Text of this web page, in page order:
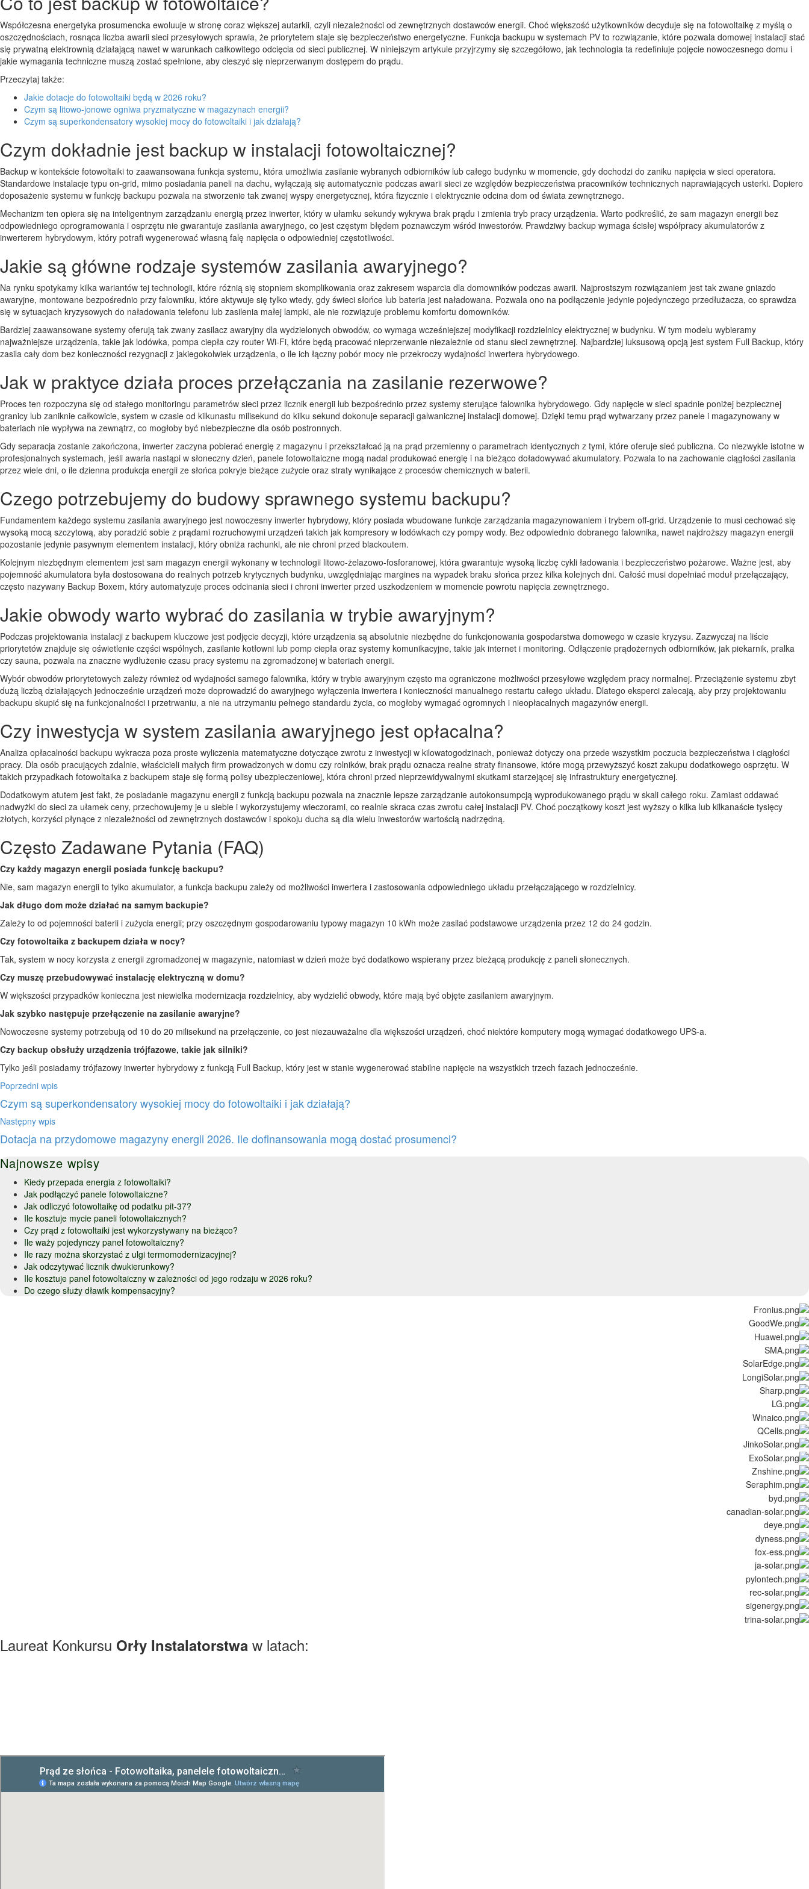
Współczesna energetyka prosumencka ewoluuje w stronę coraz większej autarkii, czyli niezależności od zewnętrznych dostawców energii. Choć większość użytkowników decyduje się na fotowoltaikę z myślą o
oszczędnościach, rosnąca liczba awarii sieci przesyłowych sprawia, że priorytetem staje się bezpieczeństwo energetyczne. Funkcja backupu w systemach PV to rozwiązanie, które pozwala domowej instalacji stać
się prywatną elektrownią działającą nawet w warunkach całkowitego odcięcia od sieci publicznej. W niniejszym artykule przyjrzymy się szczegółowo, jak technologia ta redefiniuje pojęcie nowoczesnego domu i
jakie wymagania techniczne muszą zostać spełnione, aby cieszyć się nieprzerwanym dostępem do prądu.
Przeczytaj także:
Jakie dotacje do fotowoltaiki będą w 2026 roku?
Czym są litowo-jonowe ogniwa pryzmatyczne w magazynach energii?
Czym są superkondensatory wysokiej mocy do fotowoltaiki i jak działają?
Czym dokładnie jest backup w instalacji fotowoltaicznej?
Backup w kontekście fotowoltaiki to zaawansowana funkcja systemu, która umożliwia zasilanie wybranych odbiorników lub całego budynku w momencie, gdy dochodzi do zaniku napięcia w sieci operatora.
Standardowe instalacje typu on-grid, mimo posiadania paneli na dachu, wyłączają się automatycznie podczas awarii sieci ze względów bezpieczeństwa pracowników technicznych naprawiających usterki. Dopiero
doposażenie systemu w funkcję backupu pozwala na stworzenie tak zwanej wyspy energetycznej, która fizycznie i elektrycznie odcina dom od świata zewnętrznego.
Mechanizm ten opiera się na inteligentnym zarządzaniu energią przez inwerter, który w ułamku sekundy wykrywa brak prądu i zmienia tryb pracy urządzenia. Warto podkreślić, że sam magazyn energii bez
odpowiedniego oprogramowania i osprzętu nie gwarantuje zasilania awaryjnego, co jest częstym błędem poznawczym wśród inwestorów. Prawdziwy backup wymaga ścisłej współpracy akumulatorów z
inwerterem hybrydowym, który potrafi wygenerować własną falę napięcia o odpowiedniej częstotliwości.
Jakie są główne rodzaje systemów zasilania awaryjnego?
Na rynku spotykamy kilka wariantów tej technologii, które różnią się stopniem skomplikowania oraz zakresem wsparcia dla domowników podczas awarii. Najprostszym rozwiązaniem jest tak zwane gniazdo
awaryjne, montowane bezpośrednio przy falowniku, które aktywuje się tylko wtedy, gdy świeci słońce lub bateria jest naładowana. Pozwala ono na podłączenie jedynie pojedynczego przedłużacza, co sprawdza
się w sytuacjach kryzysowych do naładowania telefonu lub zasilenia małej lampki, ale nie rozwiązuje problemu komfortu domowników.
Bardziej zaawansowane systemy oferują tak zwany zasilacz awaryjny dla wydzielonych obwodów, co wymaga wcześniejszej modyfikacji rozdzielnicy elektrycznej w budynku. W tym modelu wybieramy
najważniejsze urządzenia, takie jak lodówka, pompa ciepła czy router Wi-Fi, które będą pracować nieprzerwanie niezależnie od stanu sieci zewnętrznej. Najbardziej luksusową opcją jest system Full Backup, który
zasila cały dom bez konieczności rezygnacji z jakiegokolwiek urządzenia, o ile ich łączny pobór mocy nie przekroczy wydajności inwertera hybrydowego.
Jak w praktyce działa proces przełączania na zasilanie rezerwowe?
Proces ten rozpoczyna się od stałego monitoringu parametrów sieci przez licznik energii lub bezpośrednio przez systemy sterujące falownika hybrydowego. Gdy napięcie w sieci spadnie poniżej bezpiecznej
granicy lub zaniknie całkowicie, system w czasie od kilkunastu milisekund do kilku sekund dokonuje separacji galwanicznej instalacji domowej. Dzięki temu prąd wytwarzany przez panele i magazynowany w
bateriach nie wypływa na zewnątrz, co mogłoby być niebezpieczne dla osób postronnych.
Gdy separacja zostanie zakończona, inwerter zaczyna pobierać energię z magazynu i przekształcać ją na prąd przemienny o parametrach identycznych z tymi, które oferuje sieć publiczna. Co niezwykle istotne w
profesjonalnych systemach, jeśli awaria nastąpi w słoneczny dzień, panele fotowoltaiczne mogą nadal produkować energię i na bieżąco doładowywać akumulatory. Pozwala to na zachowanie ciągłości zasilania
przez wiele dni, o ile dzienna produkcja energii ze słońca pokryje bieżące zużycie oraz straty wynikające z procesów chemicznych w baterii.
Czego potrzebujemy do budowy sprawnego systemu backupu?
Fundamentem każdego systemu zasilania awaryjnego jest nowoczesny inwerter hybrydowy, który posiada wbudowane funkcje zarządzania magazynowaniem i trybem off-grid. Urządzenie to musi cechować się
wysoką mocą szczytową, aby poradzić sobie z prądami rozruchowymi urządzeń takich jak kompresory w lodówkach czy pompy wody. Bez odpowiednio dobranego falownika, nawet najdroższy magazyn energii
pozostanie jedynie pasywnym elementem instalacji, który obniża rachunki, ale nie chroni przed blackoutem.
Kolejnym niezbędnym elementem jest sam magazyn energii wykonany w technologii litowo-żelazowo-fosforanowej, która gwarantuje wysoką liczbę cykli ładowania i bezpieczeństwo pożarowe. Ważne jest, aby
pojemność akumulatora była dostosowana do realnych potrzeb krytycznych budynku, uwzględniając margines na wypadek braku słońca przez kilka kolejnych dni. Całość musi dopełniać moduł przełączający,
często nazywany Backup Boxem, który automatyzuje proces odcinania sieci i chroni inwerter przed uszkodzeniem w momencie powrotu napięcia zewnętrznego.
Jakie obwody warto wybrać do zasilania w trybie awaryjnym?
Podczas projektowania instalacji z backupem kluczowe jest podjęcie decyzji, które urządzenia są absolutnie niezbędne do funkcjonowania gospodarstwa domowego w czasie kryzysu. Zazwyczaj na liście
priorytetów znajduje się oświetlenie części wspólnych, zasilanie kotłowni lub pomp ciepła oraz systemy komunikacyjne, takie jak internet i monitoring. Odłączenie prądożernych odbiorników, jak piekarnik, pralka
czy sauna, pozwala na znaczne wydłużenie czasu pracy systemu na zgromadzonej w bateriach energii.
Wybór obwodów priorytetowych zależy również od wydajności samego falownika, który w trybie awaryjnym często ma ograniczone możliwości przesyłowe względem pracy normalnej. Przeciążenie systemu zbyt
dużą liczbą działających jednocześnie urządzeń może doprowadzić do awaryjnego wyłączenia inwertera i konieczności manualnego restartu całego układu. Dlatego eksperci zalecają, aby przy projektowaniu
backupu skupić się na funkcjonalności i przetrwaniu, a nie na utrzymaniu pełnego standardu życia, co mogłoby wymagać ogromnych i nieopłacalnych magazynów energii.
Czy inwestycja w system zasilania awaryjnego jest opłacalna?
Analiza opłacalności backupu wykracza poza proste wyliczenia matematyczne dotyczące zwrotu z inwestycji w kilowatogodzinach, ponieważ dotyczy ona przede wszystkim poczucia bezpieczeństwa i ciągłości
pracy. Dla osób pracujących zdalnie, właścicieli małych firm prowadzonych w domu czy rolników, brak prądu oznacza realne straty finansowe, które mogą przewyższyć koszt zakupu dodatkowego osprzętu. W
takich przypadkach fotowoltaika z backupem staje się formą polisy ubezpieczeniowej, która chroni przed nieprzewidywalnymi skutkami starzejącej się infrastruktury energetycznej.
Dodatkowym atutem jest fakt, że posiadanie magazynu energii z funkcją backupu pozwala na znacznie lepsze zarządzanie autokonsumpcją wyprodukowanego prądu w skali całego roku. Zamiast oddawać
nadwyżki do sieci za ułamek ceny, przechowujemy je u siebie i wykorzystujemy wieczorami, co realnie skraca czas zwrotu całej instalacji PV. Choć początkowy koszt jest wyższy o kilka lub kilkanaście tysięcy
złotych, korzyści płynące z niezależności od zewnętrznych dostawców i spokoju ducha są dla wielu inwestorów wartością nadrzędną.
Często Zadawane Pytania (FAQ)
Czy każdy magazyn energii posiada funkcję backupu?
Nie, sam magazyn energii to tylko akumulator, a funkcja backupu zależy od możliwości inwertera i zastosowania odpowiedniego układu przełączającego w rozdzielnicy.
Jak długo dom może działać na samym backupie?
Zależy to od pojemności baterii i zużycia energii; przy oszczędnym gospodarowaniu typowy magazyn 10 kWh może zasilać podstawowe urządzenia przez 12 do 24 godzin.
Czy fotowoltaika z backupem działa w nocy?
Tak, system w nocy korzysta z energii zgromadzonej w magazynie, natomiast w dzień może być dodatkowo wspierany przez bieżącą produkcję z paneli słonecznych.
Czy muszę przebudowywać instalację elektryczną w domu?
W większości przypadków konieczna jest niewielka modernizacja rozdzielnicy, aby wydzielić obwody, które mają być objęte zasilaniem awaryjnym.
Jak szybko następuje przełączenie na zasilanie awaryjne?
Nowoczesne systemy potrzebują od 10 do 20 milisekund na przełączenie, co jest niezauważalne dla większości urządzeń, choć niektóre komputery mogą wymagać dodatkowego UPS-a.
Czy backup obsłuży urządzenia trójfazowe, takie jak silniki?
Tylko jeśli posiadamy trójfazowy inwerter hybrydowy z funkcją Full Backup, który jest w stanie wygenerować stabilne napięcie na wszystkich trzech fazach jednocześnie.
Poprzedni wpis
Czym są superkondensatory wysokiej mocy do fotowoltaiki i jak działają?
Następny wpis
Dotacja na przydomowe magazyny energii 2026. Ile dofinansowania mogą dostać prosumenci?
Najnowsze wpisy
Kiedy przepada energia z fotowoltaiki?
Jak podłączyć panele fotowoltaiczne?
Jak odliczyć fotowoltaikę od podatku pit-37?
Ile kosztuje mycie paneli fotowoltaicznych?
Czy prąd z fotowoltaiki jest wykorzystywany na bieżąco?
Ile waży pojedynczy panel fotowoltaiczny?
Ile razy można skorzystać z ulgi termomodernizacyjnej?
Jak odczytywać licznik dwukierunkowy?
Ile kosztuje panel fotowoltaiczny w zależności od jego rodzaju w 2026 roku?
Do czego służy dławik kompensacyjny?
Laureat Konkursu Orły Instalatorstwa w latach: